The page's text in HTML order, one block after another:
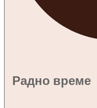
Радно време